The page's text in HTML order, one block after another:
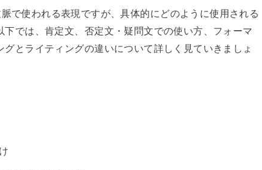
で使われる表現ですが、具体的にどのように使用される
では、肯定文、否定文・疑問文での使い方、フォーマ
とライティングの違いについて詳しく見ていきましょ